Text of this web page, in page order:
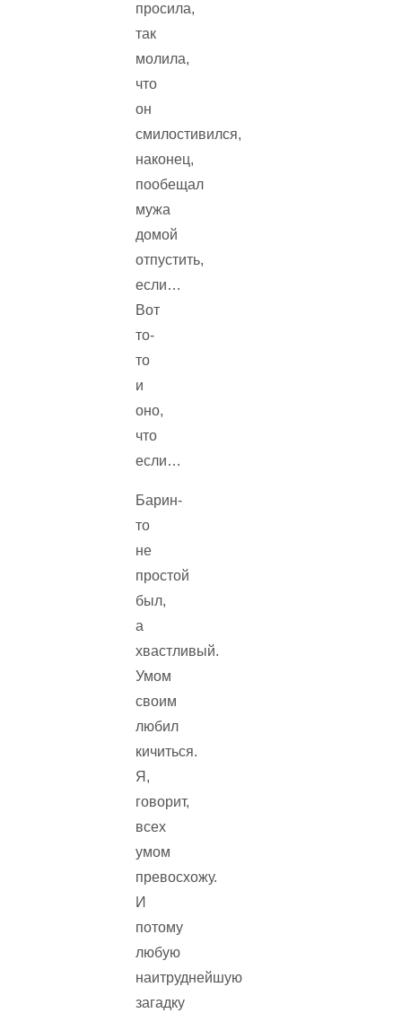
просила,
так
молила,
что
он
смилостивился,
наконец,
пообещал
мужа
домой
отпустить,
если…
Вот
то-
то
и
оно,
что
если…
Барин-
то
не
простой
был,
а
хвастливый.
Умом
своим
любил
кичиться.
Я,
говорит,
всех
умом
превосхожу.
И
потому
любую
наитруднейшую
загадку